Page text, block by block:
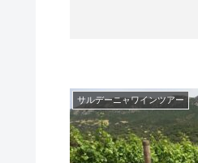
サルデーニャワインツアー